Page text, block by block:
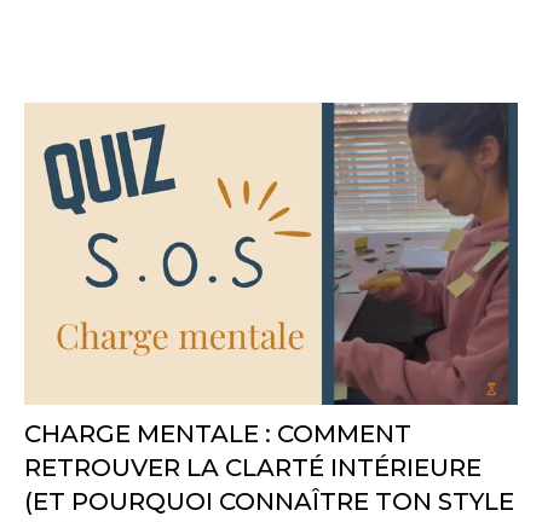
CHARGE MENTALE : COMMENT
RETROUVER LA CLARTÉ INTÉRIEURE
(ET POURQUOI CONNAÎTRE TON STYLE